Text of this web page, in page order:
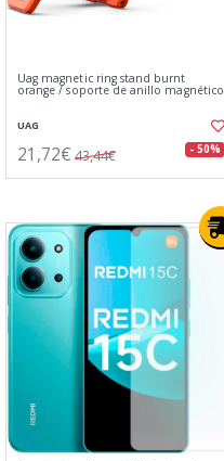
Uag magnetic ring stand burnt
orange / soporte de anillo magnético
UAG
21,72€ 43,44€ - 50%